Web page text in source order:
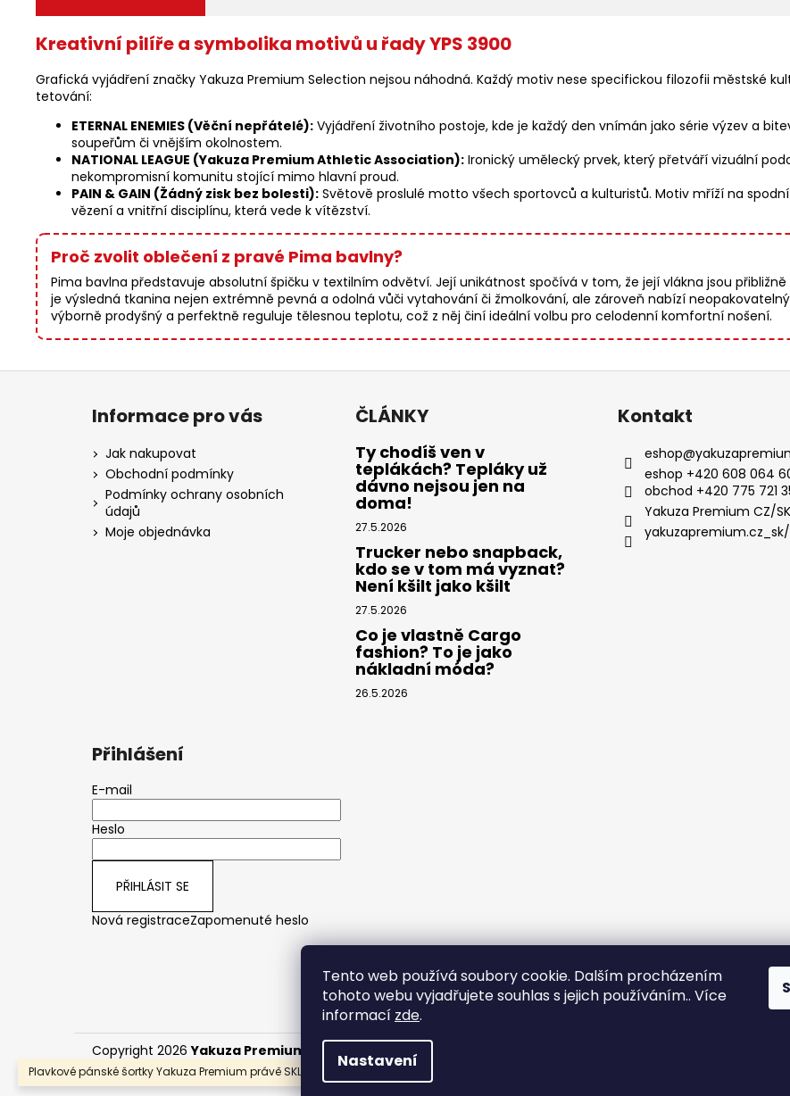
Tento web používá soubory cookie. Dalším procházením
tohoto webu vyjadřujete souhlas s jejich používáním.. Více
informací zde.
Nastavení
Plavkové pánské šortky Yakuza Premium právě SKLADEM
Kreativní pilíře a symbolika motivů u řady YPS 3900
Grafická vyjádření značky Yakuza Premium Selection nejsou náhodná. Každý motiv nese specifickou filozofii městské
tetování:
ETERNAL ENEMIES (Věční nepřátelé): Vyjádření životního postoje, kde je každý den vnímán jako série výzev a
soupeřům či vnějším okolnostem.
NATIONAL LEAGUE (Yakuza Premium Athletic Association): Ironický umělecký prvek, který přetváří vizuální
nekompromisní komunitu stojící mimo hlavní proud.
PAIN & GAIN (Žádný zisk bez bolesti): Světově proslulé motto všech sportovců a kulturistů. Motiv mříží na
vězení a vnitřní disciplínu, která vede k vítězství.
Proč zvolit oblečení z pravé Pima bavlny?
Pima bavlna představuje absolutní špičku v textilním odvětví. Její unikátnost spočívá v tom, že její vlákna jsou
je výsledná tkanina nejen extrémně pevná a odolná vůči vytahování či žmolkování, ale zároveň nabízí
výborně prodyšný a perfektně reguluje tělesnou teplotu, což z něj činí ideální volbu pro celodenní komfortní nošení.
Informace pro vás
Jak nakupovat
Obchodní podmínky
Podmínky ochrany osobních
údajů
Moje objednávka
ČLÁNKY
Ty chodíš ven v
teplákách? Tepláky už
dávno nejsou jen na
doma!
27.5.2026
Trucker nebo snapback,
kdo se v tom má vyznat?
Není kšilt jako kšilt
27.5.2026
Co je vlastně Cargo
fashion? To je jako
nákladní móda?
26.5.2026
Kontakt
eshop@
eshop +420 608 064
obchod +420 775 721
Yakuza Premium CZ/SK
yakuzapremium.cz_sk/
Přihlášení
E-mail
Heslo
PŘIHLÁSIT SE
Nová registraceZapomenuté heslo
yps
Copyright 2026Yakuza Premium CZ/SK . Všechna práva vyhrazena.